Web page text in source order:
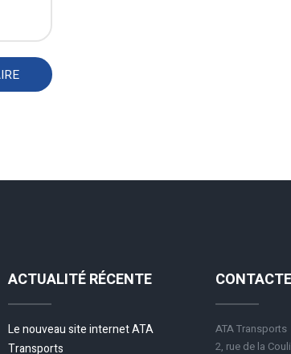
ACTUALITÉ RÉCENTE
Le nouveau site internet ATA
Transports
ATA Transports
2, rue de la